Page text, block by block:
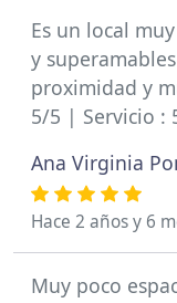
Es un local
y
proximidad y
5/5 | Servicio :
Ana Virginia
Hace 2 años y 6
Muy poco